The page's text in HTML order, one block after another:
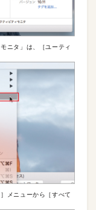
ニタ」は、［ユーティ
メニューから［すべて